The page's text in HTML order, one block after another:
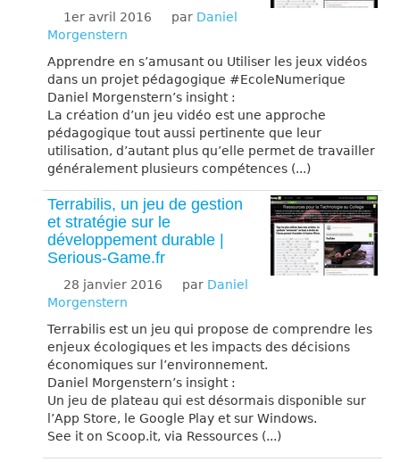
1er avril 2016 par Daniel
Morgenstern
Apprendre en s’amusant ou Utiliser les jeux vidéos
dans un projet pédagogique #EcoleNumerique
Daniel Morgenstern’s insight :
La création d’un jeu vidéo est une approche
pédagogique tout aussi pertinente que leur
utilisation, d’autant plus qu’elle permet de travailler
généralement plusieurs compétences (...)
Terrabilis, un jeu de gestion
et stratégie sur le
développement durable |
Serious-Game.fr
28 janvier 2016 par Daniel
Morgenstern
Terrabilis est un jeu qui propose de comprendre les
enjeux écologiques et les impacts des décisions
économiques sur l’environnement.
Daniel Morgenstern’s insight :
Un jeu de plateau qui est désormais disponible sur
l’App Store, le Google Play et sur Windows.
See it on Scoop.it, via Ressources (...)